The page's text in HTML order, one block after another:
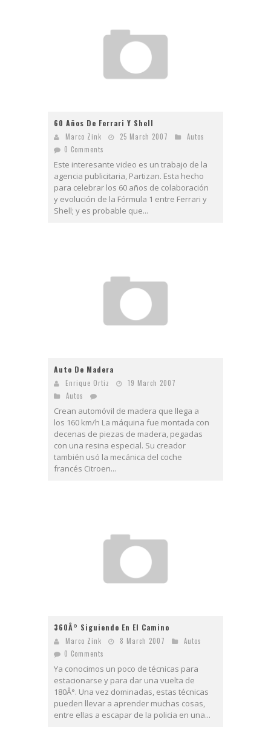
60 Años De Ferrari Y Shell
Marco Zink 25 March 2007
Autos
0 Comments
Este interesante video es un trabajo de la
agencia publicitaria, Partizan. Esta hecho
para celebrar los 60 años de colaboración
y evolución de la Fórmula 1 entre Ferrari y
Shell; y es probable que...
Auto De Madera
Enrique Ortiz
19 March 2007
Autos
Crean automóvil de madera que llega a
los 160 km/h La máquina fue montada con
decenas de piezas de madera, pegadas
con una resina especial. Su creador
también usó la mecánica del coche
francés Citroen...
360Â° Siguiendo En El Camino
Marco Zink 8 March 2007
Autos
0 Comments
Ya conocimos un poco de técnicas para
estacionarse y para dar una vuelta de
180Â°. Una vez dominadas, estas técnicas
pueden llevar a aprender muchas cosas,
entre ellas a escapar de la policia en una...